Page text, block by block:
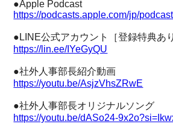
●Apple Podcast
https://podcasts.apple.com/jp/
●LINE公式アカウント［登録特典あ
https://lin.ee/IYeGyQU
●社外人事部長紹介動画
https://youtu.be/AsjzVhsZRwE
●社外人事部長オリジナルソング
https://youtu.be/dASo24-